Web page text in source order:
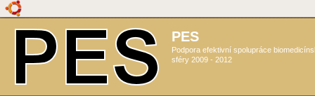
PES
Podpora efektivní spolupráce
sféry 2009 - 2012